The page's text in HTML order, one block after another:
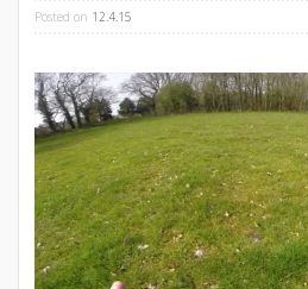
Posted on 12.4.15